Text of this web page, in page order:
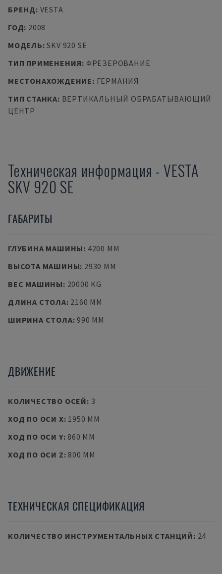
БРЕНД: VESTA
ГОД: 2008
МОДЕЛЬ:SKV 920 SE
ТИП ПРИМЕНЕНИЯ: ФРЕЗЕРОВАНИЕ
МЕСТОНАХОЖДЕНИЕ: ГЕРМАНИЯ
ТИП СТАНКА: ВЕРТИКАЛЬНЫЙ ОБРАБАТЫВАЮЩИЙ
ЦЕНТР
Техническая информация - VESTA
SKV 920 SE
ГАБАРИТЫ
ГЛУБИНА МАШИНЫ: 4200 MM
ВЫСОТА МАШИНЫ: 2930 MM
ВЕС МАШИНЫ: 20000 KG
ДЛИНА СТОЛА: 2160 MM
ШИРИНА СТОЛА: 990 MM
ДВИЖЕНИЕ
КОЛИЧЕСТВО ОСЕЙ: 3
ХОД ПО ОСИ X: 1950 MM
ХОД ПО ОСИ Y: 860 MM
ХОД ПО ОСИ Z: 800 MM
ТЕХНИЧЕСКАЯ СПЕЦИФИКАЦИЯ
КОЛИЧЕСТВО ИНСТРУМЕНТАЛЬНЫХ СТАНЦИЙ: 24